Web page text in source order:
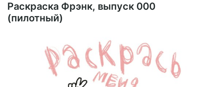
Раскраска Фрэнк, выпуск 000
(пилотный)